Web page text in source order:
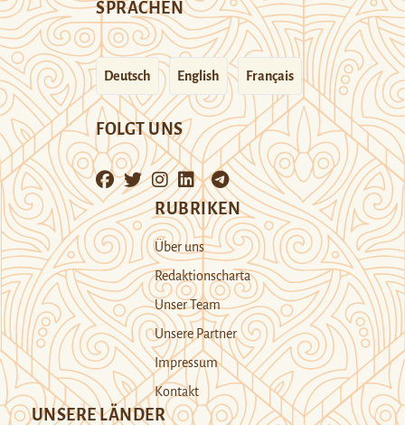
SPRACHEN
Deutsch English Français
FOLGT UNS
RUBRIKEN
Über uns
Redaktionscharta
Unser Team
Unsere Partner
Impressum
Kontakt
UNSERE LÄNDER